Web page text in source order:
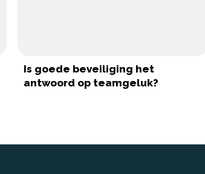
Is goede beveiliging het
antwoord op teamgeluk?